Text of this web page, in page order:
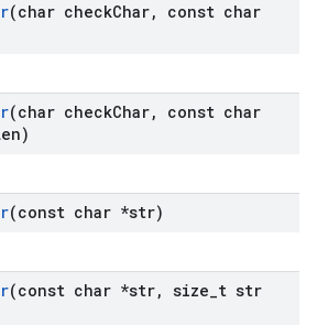
(char checkChar,
const char
(char checkChar,
const char
(const char *str)
(const char *str, size t str